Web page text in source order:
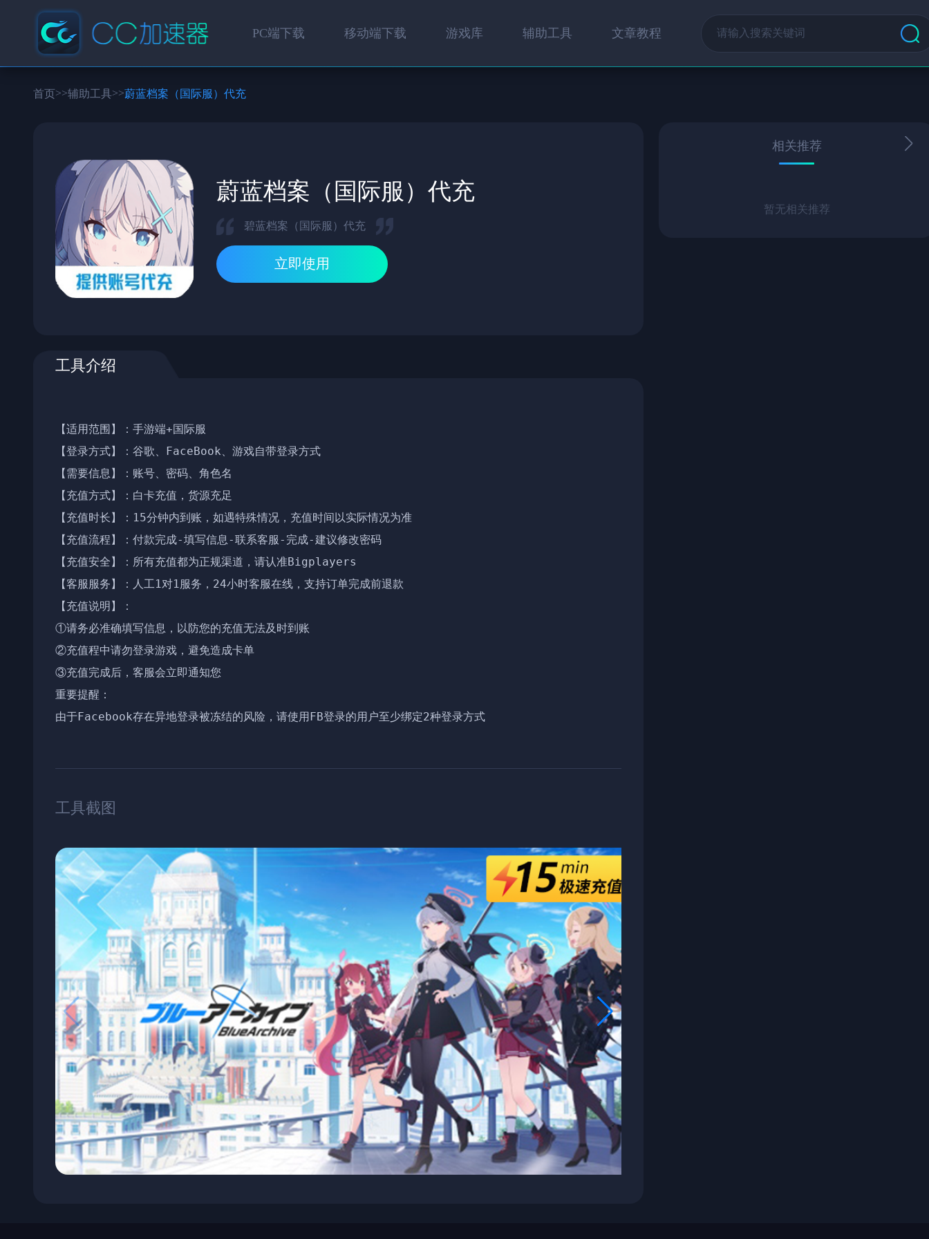
PC端下载 移动端下载 游戏库 辅助工具 文章教程
首页>>辅助工具>>蔚蓝档案（国际服）代充
蔚蓝档案（国际服）代充
碧蓝档案（国际服）代充
立即使用
工具介绍
【适用范围】：手游端+国际服
【登录方式】：谷歌、FaceBook、游戏自带登录方式
【需要信息】：账号、密码、角色名
【充值方式】：白卡充值，货源充足
【充值时长】：15分钟内到账，如遇特殊情况，充值时间以实际情况为准
【充值流程】：付款完成-填写信息-联系客服-完成-建议修改密码
【充值安全】：所有充值都为正规渠道，请认准Bigplayers
【客服服务】：人工1对1服务，24小时客服在线，支持订单完成前退款
【充值说明】：
①请务必准确填写信息，以防您的充值无法及时到账
②充值程中请勿登录游戏，避免造成卡单
③充值完成后，客服会立即通知您
重要提醒：
由于Facebook存在异地登录被冻结的风险，请使用FB登录的用户至少绑定2种登录方式
工具截图
相关推荐
暂无相关推荐